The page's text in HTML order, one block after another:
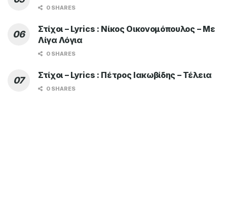
0 SHARES
Στίχοι – Lyrics : Νίκος Οικονομόπουλος – Με
Λίγα Λόγια
0 SHARES
Στίχοι – Lyrics : Πέτρος Ιακωβίδης – Τέλεια
0 SHARES